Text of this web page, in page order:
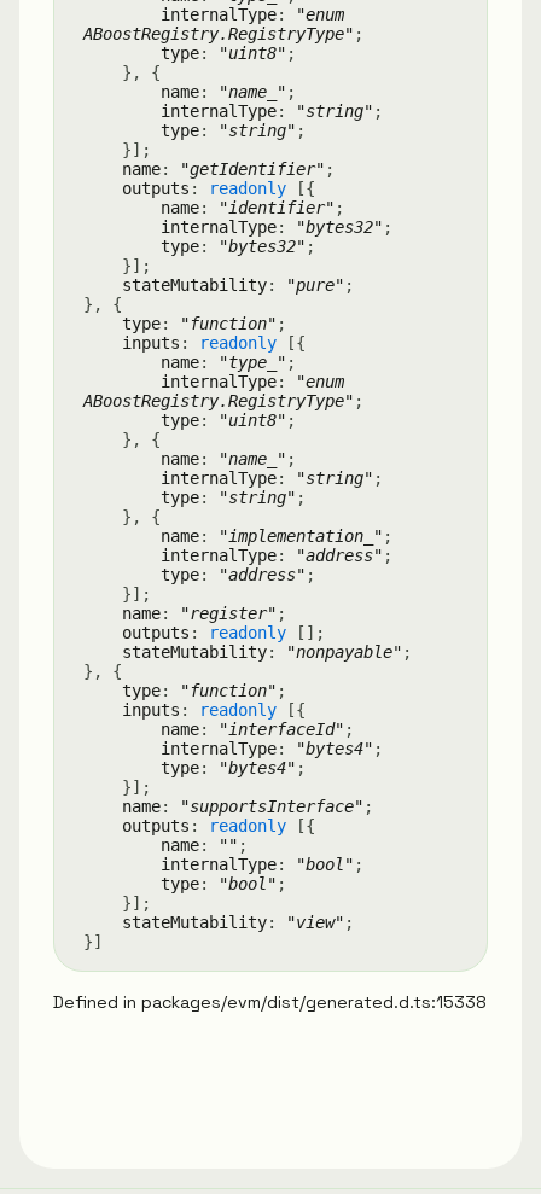
internalType:
"enum
ABoostRegistry.RegistryType" ;
type: "uint8" ;
} , {
name: "name_" ;
internalType: "string" ;
type: "string" ;
}] ;
name: "getIdentifier" ;
outputs : readonly [{
name: "identifier" ;
internalType: "bytes32" ;
type: "bytes32" ;
}] ;
stateMutability: "pure" ;
} , {
type: "function" ;
inputs : readonly [{
name: "type_" ;
internalType:
"enum
ABoostRegistry.RegistryType" ;
type: "uint8" ;
} , {
name: "name_" ;
internalType: "string" ;
type: "string" ;
} , {
name: "implementation_" ;
internalType: "address" ;
type: "address" ;
}] ;
name: "register" ;
outputs : readonly [ ] ;
stateMutability: "nonpayable" ;
} , {
type: "function" ;
inputs : readonly [{
name: "interfaceId" ;
internalType: "bytes4" ;
type: "bytes4" ;
}] ;
name: "supportsInterface" ;
outputs : readonly [{
name: "" ;
internalType: "bool" ;
type: "bool" ;
}] ;
stateMutability: "view" ;
}]
Defined in packages/evm/dist/generated.d.ts:15338